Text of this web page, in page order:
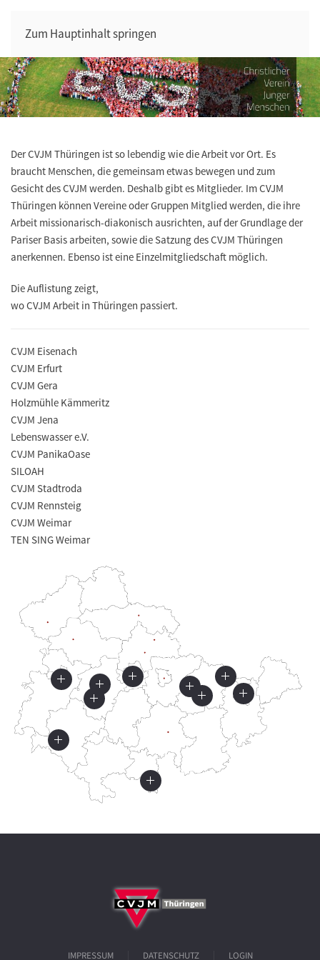
Zum Hauptinhalt springen
Der CVJM Thüringen ist so lebendig wie die Arbeit vor Ort. Es
braucht Menschen, die gemeinsam etwas bewegen und zum
Gesicht des CVJM werden. Deshalb gibt es Mitglieder. Im CVJM
Thüringen können Vereine oder Gruppen Mitglied werden, die ihre
Arbeit missionarisch-diakonisch ausrichten, auf der Grundlage der
Pariser Basis arbeiten, sowie die Satzung des CVJM Thüringen
anerkennen. Ebenso ist eine Einzelmitgliedschaft möglich.
Die Auflistung zeigt,
wo CVJM Arbeit in Thüringen passiert.
CVJM Eisenach
CVJM Erfurt
CVJM Gera
Holzmühle Kämmeritz
CVJM Jena
Lebenswasser e.V.
CVJM PanikaOase
SILOAH
CVJM Stadtroda
CVJM Rennsteig
CVJM Weimar
TEN SING Weimar
IMPRESSUM DATENSCHUTZ LOGIN